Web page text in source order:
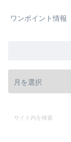
ワンポイント情報